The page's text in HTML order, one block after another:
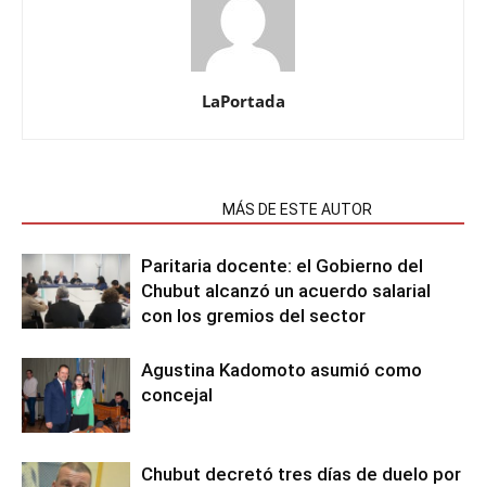
LaPortada
MÁS DE ESTE AUTOR
Paritaria docente: el Gobierno del
Chubut alcanzó un acuerdo salarial
con los gremios del sector
Agustina Kadomoto asumió como
concejal
Chubut decretó tres días de duelo por